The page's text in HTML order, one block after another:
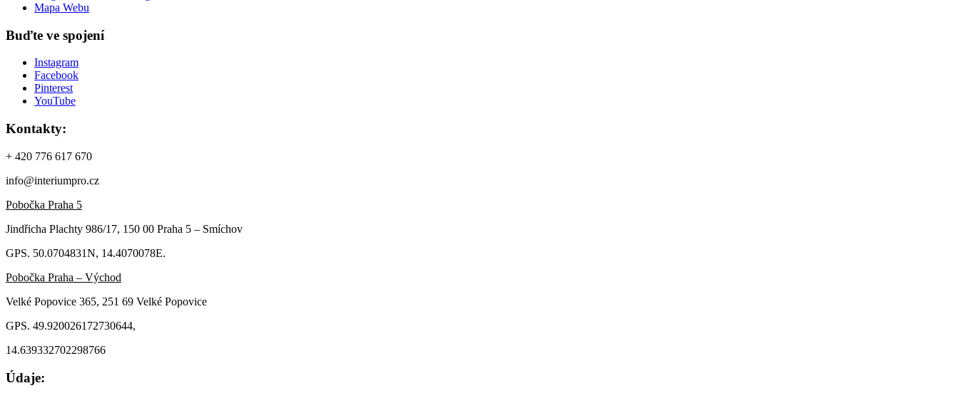
Mapa Webu
Buďte ve spojení
Instagram
Facebook
Pinterest
YouTube
Kontakty:
+ 420 776 617 670
info@interiumpro.cz
Pobočka Praha 5
Jindřicha Plachty 986/17, 150 00 Praha 5 – Smíchov
GPS. 50.0704831N, 14.4070078E.
Pobočka Praha – Východ
Velké Popovice 365, 251 69 Velké Popovice
GPS. 49.920026172730644,
14.639332702298766
Údaje: